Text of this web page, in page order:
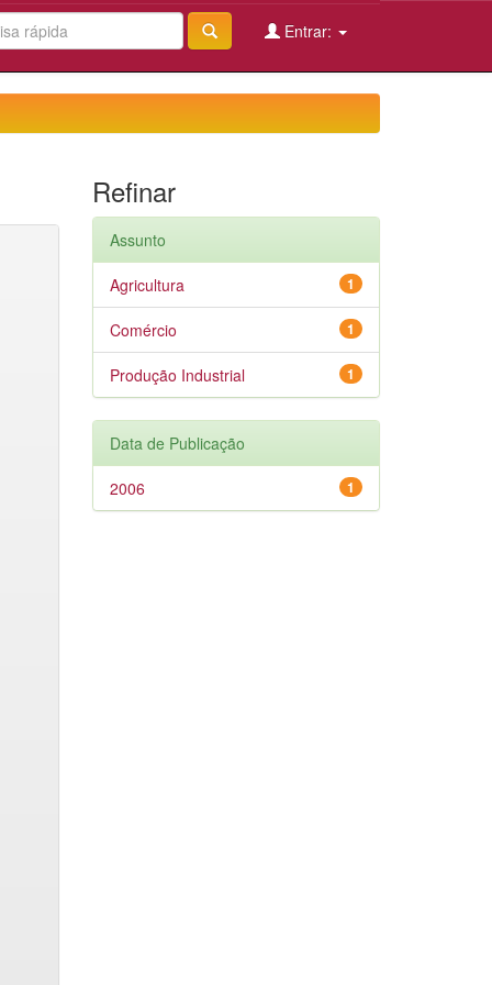
Entrar:
Refinar
Assunto
1
Agricultura
1
Comércio
1
Produção Industrial
Data de Publicação
1
2006